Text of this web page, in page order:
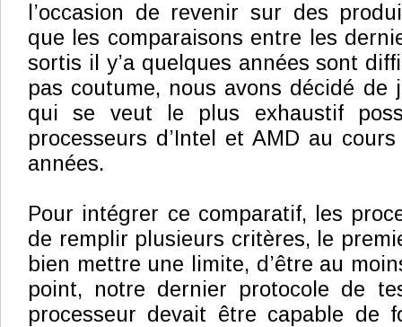
l’occasion de revenir sur des
que les comparaisons entre les
sortis il y’a quelques années sont
pas coutume, nous avons décidé
qui se veut le plus exhaustif
processeurs d’Intel et AMD au
années.
Pour intégrer ce comparatif, les
de remplir plusieurs critères, le
bien mettre une limite, d’être au
point, notre dernier protocole de
processeur devait être capable de